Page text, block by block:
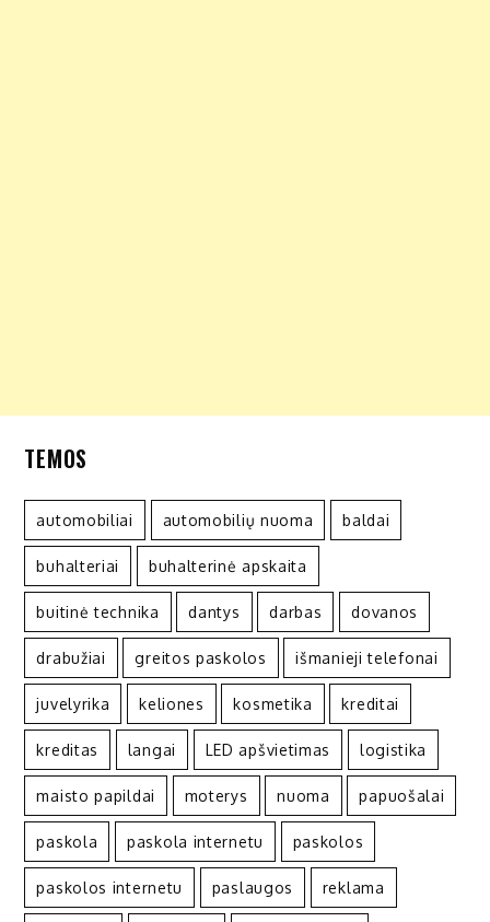
TEMOS
automobiliai automobilių nuoma baldai
buhalteriai buhalterinė apskaita
buitinė technika dantys darbas dovanos
drabužiai greitos paskolos išmanieji telefonai
juvelyrika keliones kosmetika kreditai
kreditas langai LED apšvietimas logistika
maisto papildai moterys nuoma papuošalai
paskola paskola internetu paskolos
paskolos internetu paslaugos reklama